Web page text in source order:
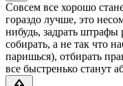
Совсем все хорошо
гораздо лучше, это
нибудь, задрать
собирать, а не так что
паришься), отбирать
все быстренько станут